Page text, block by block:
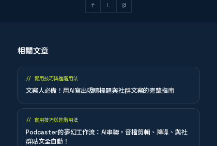
f L @
相關文章
// 實用技巧與進階用法
文案人必備！用AI寫出吸睛標題與社群文案的完整指南
// 實用技巧與進階用法
Podcaster的夢幻工作流：AI串聯，音檔剪輯、降噪、與社
群貼文全自動！